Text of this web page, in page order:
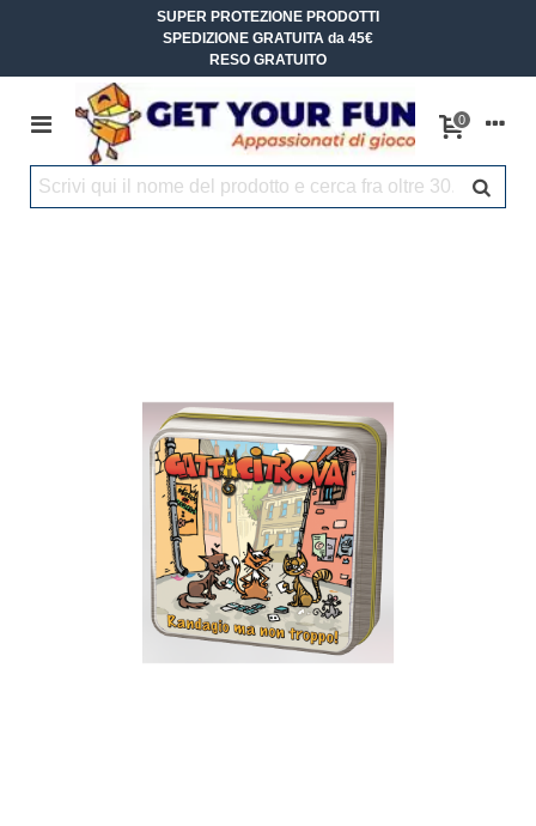
SUPER PROTEZIONE PRODOTTI
SPEDIZIONE GRATUITA da 45€
RESO GRATUITO
0